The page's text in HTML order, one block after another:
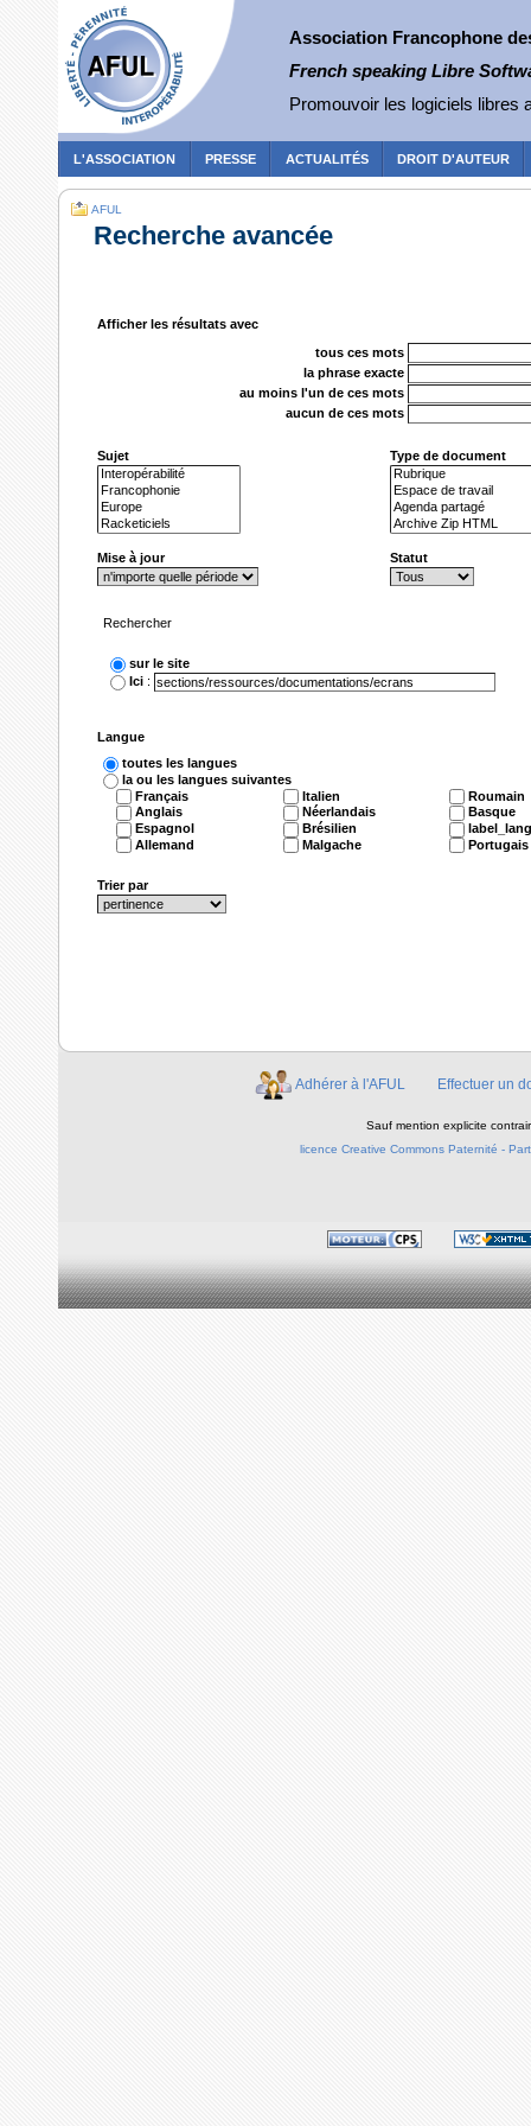
Association Francophone
French speaking Libre
Promouvoir les logiciels libres
L'ASSOCIATION PRESSE ACTUALITÉS DROIT D'AUTEUR
AFUL
Recherche avancée
Afficher les résultats avec
tous ces mots
la phrase exacte
au moins l'un de ces mots
aucun de ces mots
Sujet Type de document
Mise à jour Statut
Rechercher
sur le site
Ici:
Langue
toutes les langues
la ou les langues suivantes
Français
Anglais
Espagnol
Allemand
Italien
Néerlandais
Brésilien
Malgache
Roumain
Basque
Portugais
Trier par
Adhérer à l'AFUL Effectuer un
Sauf mention explicite
licence Creative Commons Paternité -